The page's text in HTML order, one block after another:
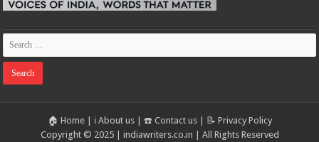
🏠 Home| ℹ️ About us| ☎️ Contact us|
📝 Privacy Policy
Copyright © 2025 | indiawriters.co.in | All Rights Reserved